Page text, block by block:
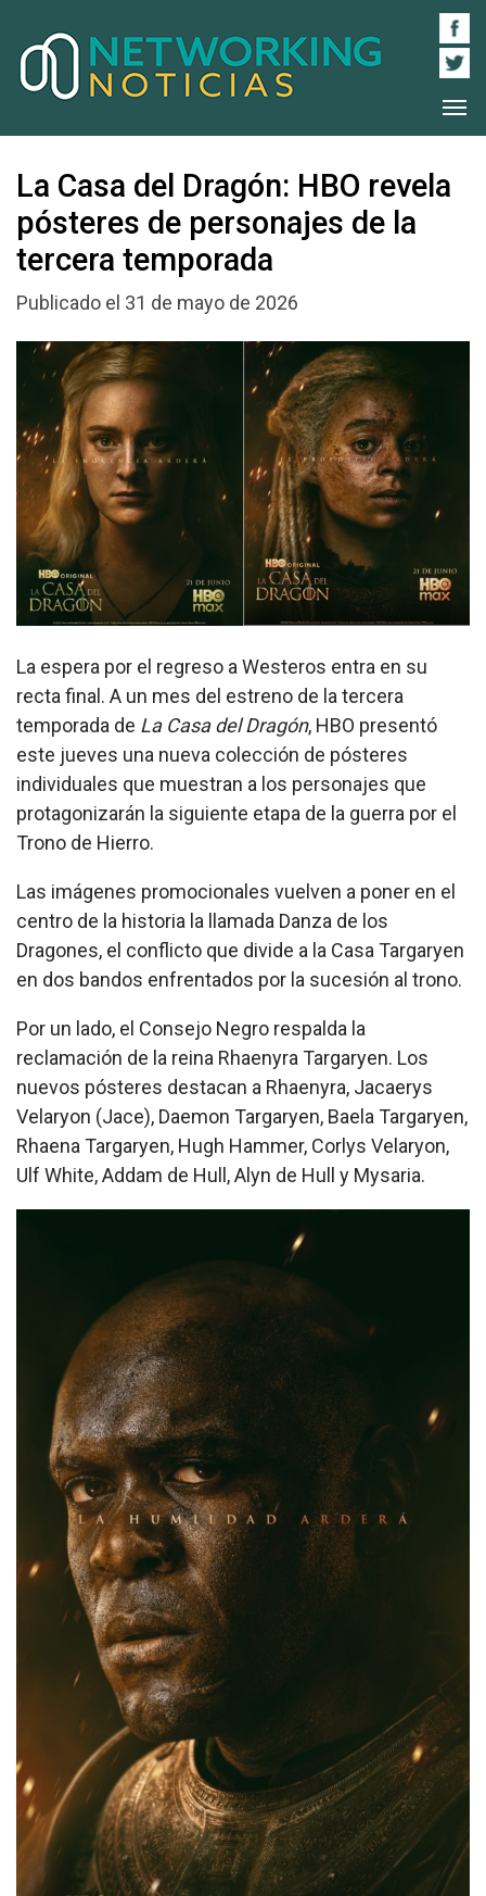
La Casa del Dragón: HBO revela
pósteres de personajes de la
tercera temporada
Publicado el 31 de mayo de 2026
La espera por el regreso a Westeros entra en su
recta final. A un mes del estreno de la tercera
temporada de La Casa del Dragón, HBO presentó
este jueves una nueva colección de pósteres
individuales que muestran a los personajes que
protagonizarán la siguiente etapa de la guerra por el
Trono de Hierro.
Las imágenes promocionales vuelven a poner en el
centro de la historia la llamada Danza de los
Dragones, el conflicto que divide a la Casa Targaryen
en dos bandos enfrentados por la sucesión al trono.
Por un lado, el Consejo Negro respalda la
reclamación de la reina Rhaenyra Targaryen. Los
nuevos pósteres destacan a Rhaenyra, Jacaerys
Velaryon (Jace), Daemon Targaryen, Baela Targaryen,
Rhaena Targaryen, Hugh Hammer, Corlys Velaryon,
Ulf White, Addam de Hull, Alyn de Hull y Mysaria.